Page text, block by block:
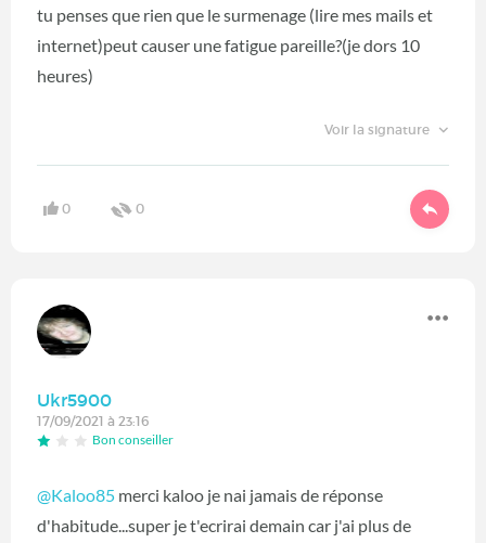
tu penses que rien que le surmenage (lire mes mails et
internet)peut causer une fatigue pareille?(je dors 10
heures)
Voir la signature
0 0
Ukr5900
17/09/2021 à 23:16
Bon conseiller
@Kaloo85 merci kaloo je nai jamais de réponse
d'habitude...super je t'ecrirai demain car j'ai plus de